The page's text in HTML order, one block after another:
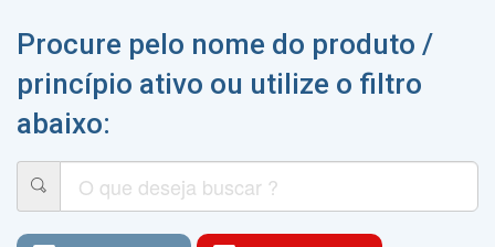
Procure pelo nome do produto /
princípio ativo ou utilize o filtro
abaixo: